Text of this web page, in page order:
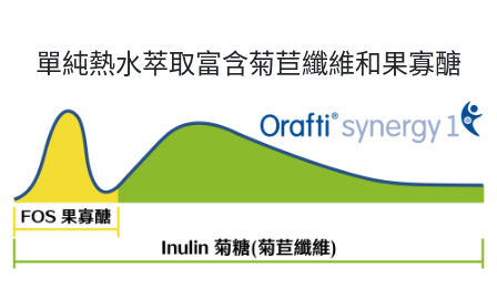
單純熱水萃取富含菊苣纖維和果寡醣